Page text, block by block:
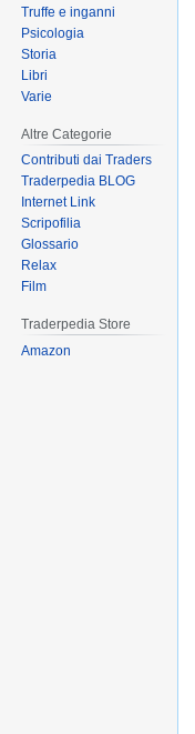
Truffe e inganni
Psicologia
Storia
Libri
Varie
Altre Categorie
Contributi dai Traders
Traderpedia BLOG
Internet Link
Scripofilia
Glossario
Relax
Film
Traderpedia Store
Amazon